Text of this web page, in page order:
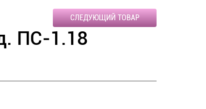
СЛЕДУЮЩИЙ ТОВАР
ПС-1.18